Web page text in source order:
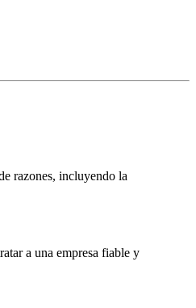
razones, incluyendo la
a una empresa fiable y